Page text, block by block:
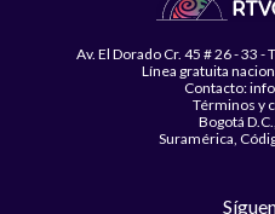
Av. El Dorado Cr. 45 # 26 - 33
Línea gratuita
Contacto:
Términos y
Bogotá
Suramérica,